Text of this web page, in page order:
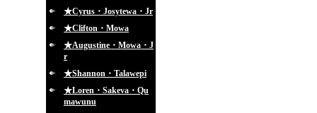
★Cyrus・Josytewa・Jr
★Clifton・Mowa
★Augustine・Mowa・J
r
★Shannon・Talawepi
★Loren・Sakeva・Qu
mawunu